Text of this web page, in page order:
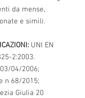
da mense,
e simili.
UNI EN
2:2003.
04/2006;
n 68/2015;
Giulia 20